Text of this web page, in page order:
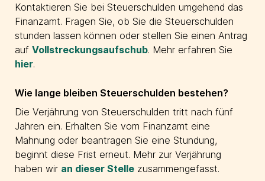
Kontaktieren Sie bei Steuerschulden umgehend das
Finanzamt. Fragen Sie, ob Sie die Steuerschulden
stunden lassen können oder stellen Sie einen Antrag
auf Vollstreckungsaufschub. Mehr erfahren Sie
hier.
Wie lange bleiben Steuerschulden bestehen?
Die Verjährung von Steuerschulden tritt nach fünf
Jahren ein. Erhalten Sie vom Finanzamt eine
Mahnung oder beantragen Sie eine Stundung,
beginnt diese Frist erneut. Mehr zur Verjährung
haben wir an dieser Stelle zusammengefasst.